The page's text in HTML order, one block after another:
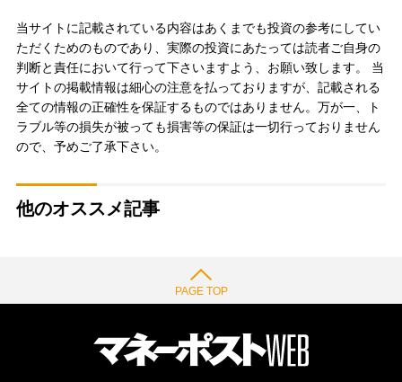
当サイトに記載されている内容はあくまでも投資の参考にしてい
ただくためのものであり、実際の投資にあたっては読者ご自身の
判断と責任において行って下さいますよう、お願い致します。 当
サイトの掲載情報は細心の注意を払っておりますが、記載される
全ての情報の正確性を保証するものではありません。万が一、ト
ラブル等の損失が被っても損害等の保証は一切行っておりません
ので、予めご了承下さい。
他のオススメ記事
PAGE TOP